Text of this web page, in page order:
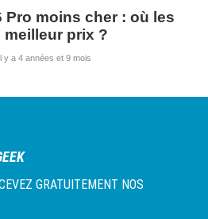
Pro moins cher : où les
meilleur prix ?
y a 4 années et 9 mois
GRATUITEMENT NOS